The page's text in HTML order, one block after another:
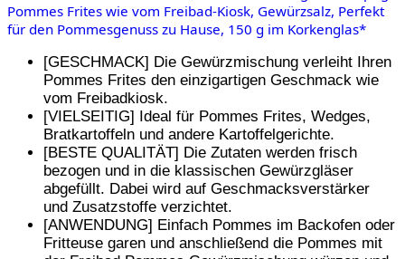
Pommes Frites wie vom Freibad-Kiosk, Gewürzsalz, Perfekt
für den Pommesgenuss zu Hause, 150 g im Korkenglas*
[GESCHMACK] Die Gewürzmischung verleiht Ihren
Pommes Frites den einzigartigen Geschmack wie
vom Freibadkiosk.
[VIELSEITIG] Ideal für Pommes Frites, Wedges,
Bratkartoffeln und andere Kartoffelgerichte.
[BESTE QUALITÄT] Die Zutaten werden frisch
bezogen und in die klassischen Gewürzgläser
abgefüllt. Dabei wird auf Geschmacksverstärker
und Zusatzstoffe verzichtet.
[ANWENDUNG] Einfach Pommes im Backofen oder
Fritteuse garen und anschließend die Pommes mit